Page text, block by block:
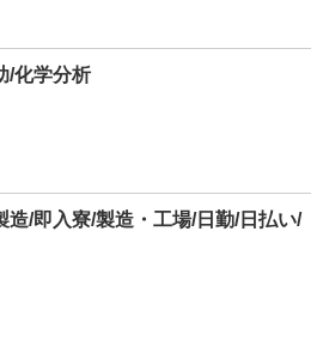
/化学分析
造/即入寮/製造・工場/日勤/日払い/